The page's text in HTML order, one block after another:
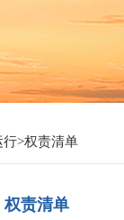
行>权责清单
权责清单